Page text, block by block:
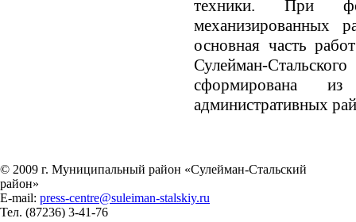
техники. При
механизированных
основная часть
Сулейман-
сформирована
административных
© 2009 г. Муниципальный район «Сулейман-Стальский
район»
E-mail: press-centre@suleiman-stalskiy.ru
Тел. (87236) 3-41-76